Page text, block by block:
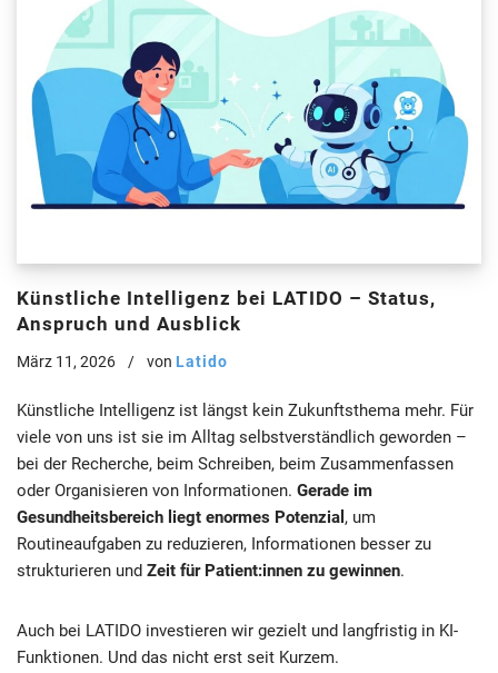
Künstliche Intelligenz bei LATIDO – Status,
Anspruch und Ausblick
März 11, 2026 von Latido
Künstliche Intelligenz ist längst kein Zukunftsthema mehr. Für
viele von uns ist sie im Alltag selbstverständlich geworden –
bei der Recherche, beim Schreiben, beim Zusammenfassen
oder Organisieren von Informationen. Gerade im
Gesundheitsbereich liegt enormes Potenzial , um
Routineaufgaben zu reduzieren, Informationen besser zu
strukturieren und Zeit für Patient:innen zu gewinnen.
Auch bei LATIDO investieren wir gezielt und langfristig in KI-
Funktionen. Und das nicht erst seit Kurzem.